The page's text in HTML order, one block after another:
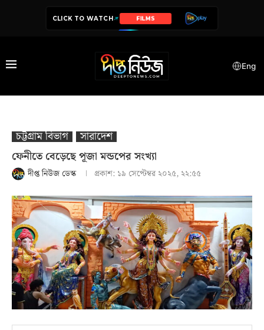
CLICK TO WATCH SERIES
Eng
চট্টগ্রাম বিভাগ
সারাদেশ
ফেনীতে বেড়েছে পূজা মন্ডপের সংখ্যা
দীপ্ত নিউজ ডেস্ক প্রকাশ: ১৯ সেপ্টেম্বর ২০২৫, ২২:৫৫